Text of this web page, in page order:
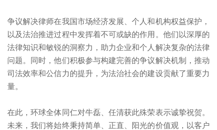
争议解决律师在我国市场经济发展、个人和机构权益保护，
以及法治推进过程中发挥着不可或缺的作用。他们以深厚的
法律知识和敏锐的洞察力，助力企业和个人解决复杂的法律
问题。同时，他们积极参与构建完善的争议解决机制，推动
司法效率和公信力的提升，为法治社会的建设贡献了重要力
量。
在此，环球全体同仁对牛磊、任清获此殊荣表示诚挚祝贺。
未来，我们将始终秉持简单、正直、阳光的价值观，以客户